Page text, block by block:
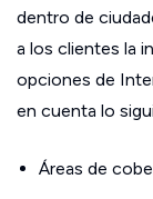
dentro de
a los clientes la
opciones de
en cuenta lo
Áreas de